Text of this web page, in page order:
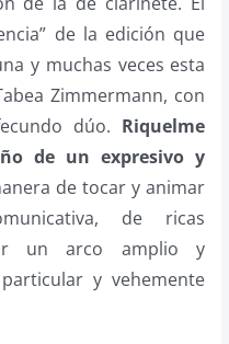
de la edición que
y muchas veces esta
Zimmermann, con
dúo. Riquelme
de un expresivo y
de tocar y animar
de ricas
un arco amplio y
y vehemente